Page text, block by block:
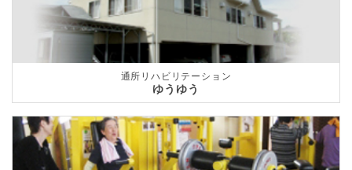
通所リハビリテーション
ゆうゆう